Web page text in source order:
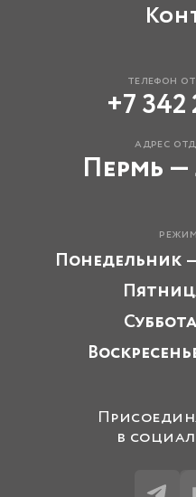
телефон
+7 342
адрес
Пермь
Понедельник —
в